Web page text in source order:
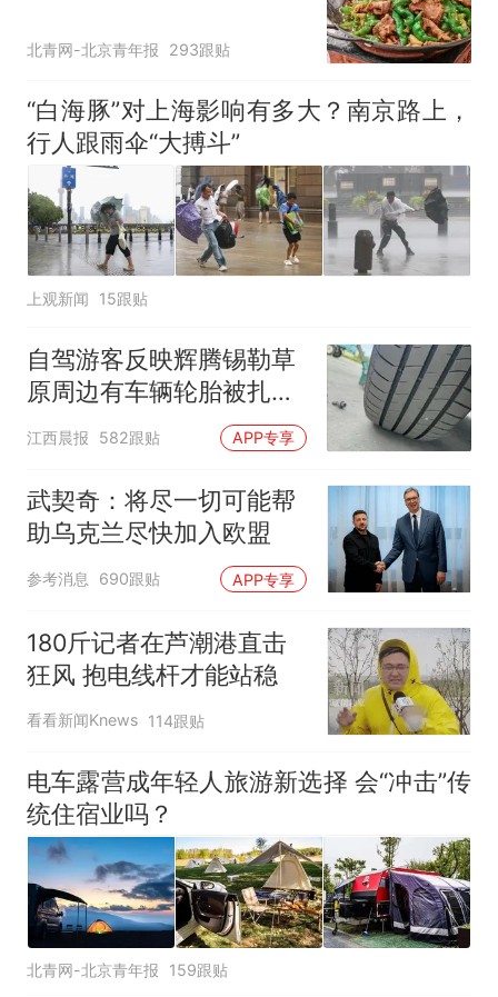
北青网-北京青年报 293跟贴
“白海豚”对上海影响有多大？南京路上，
行人跟雨伞“大搏斗”
上观新闻 15跟贴
自驾游客反映辉腾锡勒草
原周边有车辆轮胎被扎，
修理店铺换胎价格高达千
元，官方发布情况通报
江西晨报 582跟贴 APP专享
武契奇：将尽一切可能帮
助乌克兰尽快加入欧盟
参考消息 690跟贴 APP专享
180斤记者在芦潮港直击
狂风 抱电线杆才能站稳
看看新闻Knews 114跟贴
电车露营成年轻人旅游新选择 会“冲击”传
统住宿业吗？
北青网-北京青年报 159跟贴